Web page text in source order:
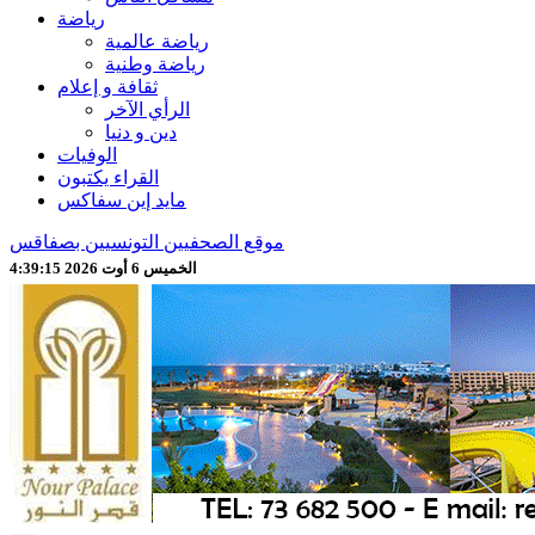
رياضة
رياضة عالمية
رياضة وطنية
ثقافة و إعلام
الرأي الآخر
دين و دنيا
الوفيات
القراء يكتبون
مايد إين سفاكس
موقع الصحفيين التونسيين بصفاقس
الخميس 6 أوت 2026 4:39:18